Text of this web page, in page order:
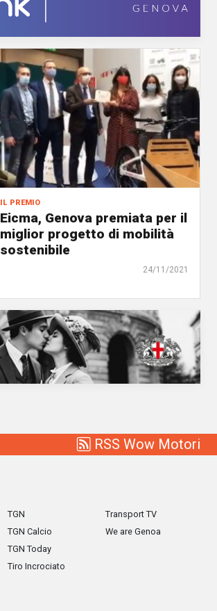
il premio
Eicma, Genova premiata per il
miglior progetto di mobilità
sostenibile
24/11/2021
RSS Wow Motori
TGN
TGN Calcio
TGN Today
Tiro Incrociato
Transport TV
We are Genoa